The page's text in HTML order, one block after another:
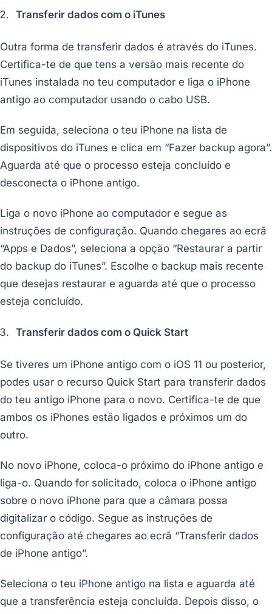
Transferir dados com o iTunes
Outra forma de transferir dados é através do iTunes.
Certifica-te de que tens a versão mais recente do
iTunes instalada no teu computador e liga o iPhone
antigo ao computador usando o cabo USB.
Em seguida, seleciona o teu iPhone na lista de
dispositivos do iTunes e clica em “Fazer backup agora”.
Aguarda até que o processo esteja concluído e
desconecta o iPhone antigo.
Liga o novo iPhone ao computador e segue as
instruções de configuração. Quando chegares ao ecrã
“Apps e Dados”, seleciona a opção “Restaurar a partir
do backup do iTunes”. Escolhe o backup mais recente
que desejas restaurar e aguarda até que o processo
esteja concluído.
Transferir dados com o Quick Start
Se tiveres um iPhone antigo com o iOS 11 ou posterior,
podes usar o recurso Quick Start para transferir dados
do teu antigo iPhone para o novo. Certifica-te de que
ambos os iPhones estão ligados e próximos um do
outro.
No novo iPhone, coloca-o próximo do iPhone antigo e
liga-o. Quando for solicitado, coloca o iPhone antigo
sobre o novo iPhone para que a câmara possa
digitalizar o código. Segue as instruções de
configuração até chegares ao ecrã “Transferir dados
de iPhone antigo”.
Seleciona o teu iPhone antigo na lista e aguarda até
que a transferência esteja concluída. Depois disso, o